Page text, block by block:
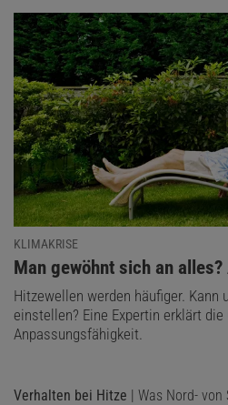
KLIMAKRISE
:
Man gewöhnt sich an
Hitzewellen werden häufiger. Kann
einstellen? Eine Expertin erklärt die
Anpassungsfähigkeit.
Verhalten bei Hitze | Was Nord- von